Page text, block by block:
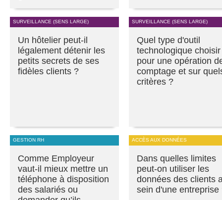
SURVEILLANCE (SENS LARGE)
Un hôtelier peut-il
légalement détenir les
petits secrets de ses
fidèles clients ?
SURVEILLANCE (SENS LARGE)
Quel type d'outil
technologique choisir
pour une opération
comptage et sur
critères ?
GESTION RH
Comme Employeur
vaut-il mieux mettre un
téléphone à disposition
des salariés ou
ACCÈS AUX DONNÉES
Dans quelles limites
peut-on utiliser les
données des clients
sein d'une entreprise